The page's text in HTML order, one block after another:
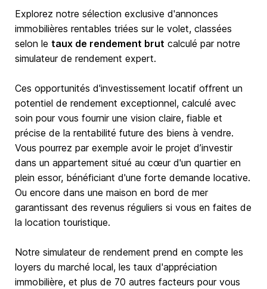
Explorez notre sélection exclusive d'annonces
immobilières rentables triées sur le volet, classées
selon le taux de rendement brut calculé par notre
simulateur de rendement expert.
Ces opportunités d'investissement locatif offrent un
potentiel de rendement exceptionnel, calculé avec
soin pour vous fournir une vision claire, fiable et
précise de la rentabilité future des biens à vendre.
Vous pourrez par exemple avoir le projet d’investir
dans un appartement situé au cœur d'un quartier en
plein essor, bénéficiant d'une forte demande locative.
Ou encore dans une maison en bord de mer
garantissant des revenus réguliers si vous en faites de
la location touristique.
Notre simulateur de rendement prend en compte les
loyers du marché local, les taux d'appréciation
immobilière, et plus de 70 autres facteurs pour vous